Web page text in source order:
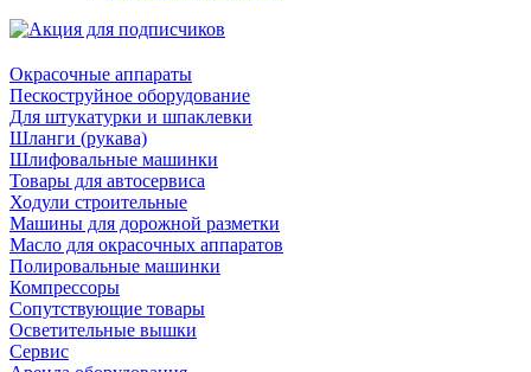
Окрасочные аппараты
Пескоструйное оборудование
Для штукатурки и шпаклевки
Шланги (рукава)
Шлифовальные машинки
Товары для автосервиса
Ходули строительные
Машины для дорожной разметки
Масло для окрасочных аппаратов
Полировальные машинки
Компрессоры
Сопутствующие товары
Осветительные вышки
Сервис